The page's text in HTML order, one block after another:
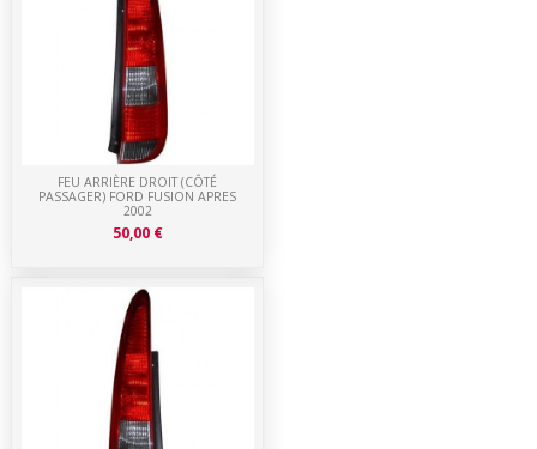
FEU ARRIÈRE DROIT (CÔTÉ
PASSAGER) FORD FUSION APRES
2002
50,00 €